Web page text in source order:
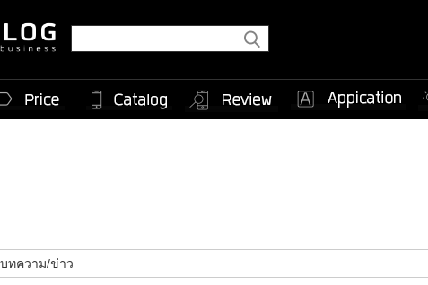
ทความ/ข่าว